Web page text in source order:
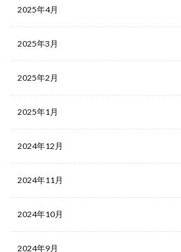
2025年4月
2025年3月
2025年2月
2025年1月
2024年12月
2024年11月
2024年10月
2024年9月